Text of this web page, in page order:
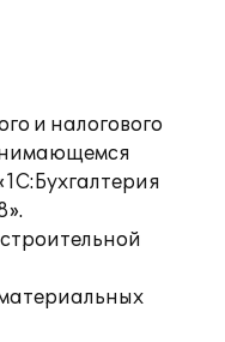
и налогового